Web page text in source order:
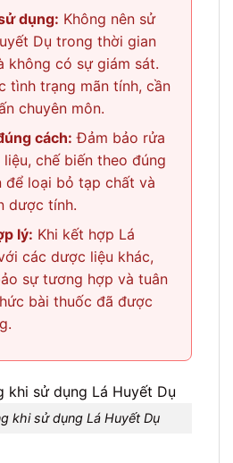
dụng: Không nên sử
Dụ trong thời gian
không có sự giám sát.
tình trạng mãn tính, cần
chuyên môn.
cách: Đảm bảo rửa
chế biến theo đúng
để loại bỏ tạp chất và
dược tính.
lý: Khi kết hợp Lá
các dược liệu khác,
sự tương hợp và tuân
bài thuốc đã được
khi sử dụng Lá Huyết Dụ